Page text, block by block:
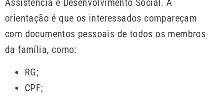
orientação é que os interessados compareçam
com documentos pessoais de todos os membros
da família, como:
RG;
CPF;